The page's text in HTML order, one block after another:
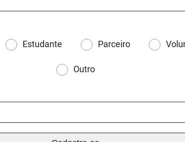
Estudante Parceiro
Outro